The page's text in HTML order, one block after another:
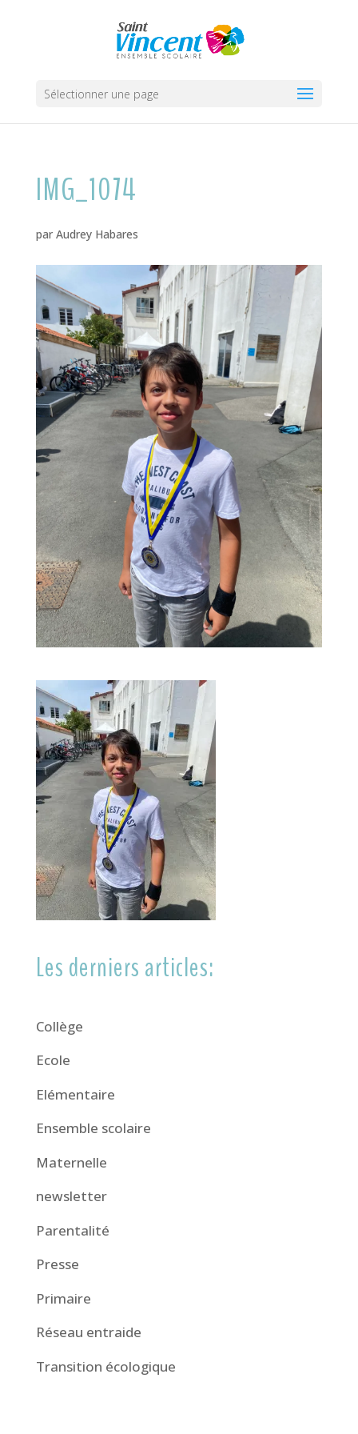
Sélectionner une page
IMG_1074
par Audrey Habares
Les derniers articles:
Collège
Ecole
Elémentaire
Ensemble scolaire
Maternelle
newsletter
Parentalité
Presse
Primaire
Réseau entraide
Transition écologique